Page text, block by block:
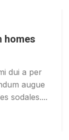
homes
dui a per
augue
sodales....